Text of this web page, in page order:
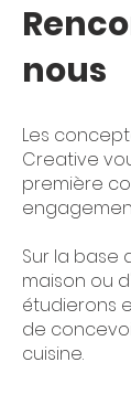
nous
Les
Creative
première
Sur la base
maison ou
étudierons
de
cuisine.